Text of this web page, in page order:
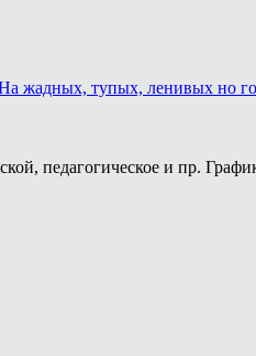
На жадных, тупых, ленивых но
педагогическое и пр.